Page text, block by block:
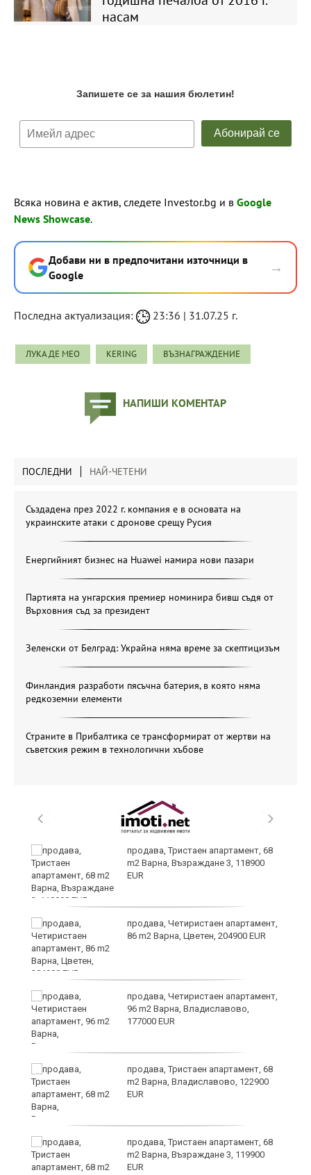
насам
Всяка новина е актив, следете Investor.bg и в Google
News Showcase.
Добави ни в предпочитани източници в
Google
→
Последна актуализация: 23:36 | 31.07.25 г.
ЛУКА ДЕ МЕО KERING ВЪЗНАГРАЖДЕНИЕ
НАПИШИ КОМЕНТАР
ПОСЛЕДНИ НАЙ-ЧЕТЕНИ
Създадена през 2022 г. компания е в основата на
украинските атаки с дронове срещу Русия
Енергийният бизнес на Huawei намира нови пазари
Партията на унгарския премиер номинира бивш съдя от
Върховния съд за президент
Зеленски от Белград: Украйна няма време за скептицизъм
Финландия разработи пясъчна батерия, в която няма
редкоземни елементи
Страните в Прибалтика се трансформират от жертви на
съветския режим в технологични хъбове
продава, Тристаен апартамент, 68
m2 Варна, Възраждане 3, 118900
EUR
продава, Четиристаен апартамент,
86 m2 Варна, Цветен, 204900 EUR
продава, Четиристаен апартамент,
96 m2 Варна, Владиславово,
177000 EUR
продава, Тристаен апартамент, 68
m2 Варна, Владиславово, 122900
EUR
продава, Тристаен апартамент, 68
m2 Варна, Възраждане 3, 119900
EUR